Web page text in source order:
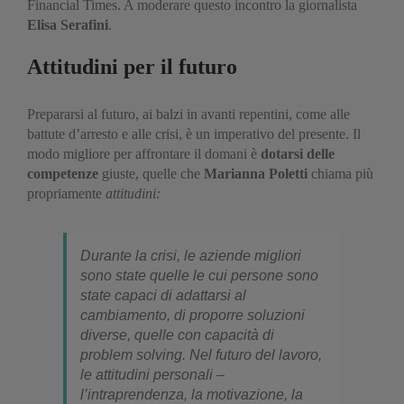
Financial Times. A moderare questo incontro la giornalista
Elisa Serafini.
Attitudini per il futuro
Prepararsi al futuro, ai balzi in avanti repentini, come alle
battute d’arresto e alle crisi, è un imperativo del presente. Il
modo migliore per affrontare il domani è dotarsi delle
competenze giuste, quelle che Marianna Poletti chiama più
propriamente attitudini:
Durante la crisi, le aziende migliori
sono state quelle le cui persone sono
state capaci di adattarsi al
cambiamento, di proporre soluzioni
diverse, quelle con capacità di
problem solving. Nel futuro del lavoro,
le attitudini personali –
l’intraprendenza, la motivazione, la